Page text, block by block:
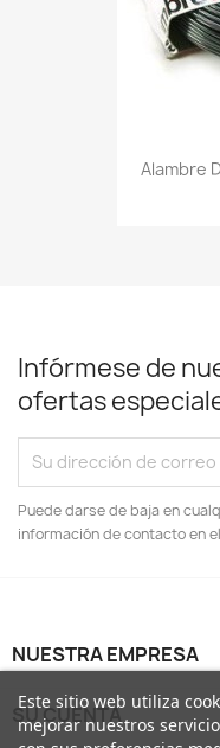
Alambre
Infórmese de
ofertas
Puede darse de baja en
información de contacto en
NUESTRA EMPRESA
SU CUENTA
Este sitio web utiliza
mejorar nuestros